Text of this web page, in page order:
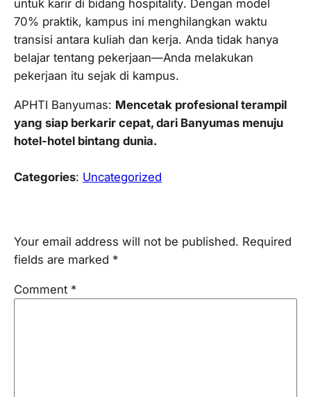
untuk karir di bidang hospitality. Dengan model
70% praktik, kampus ini menghilangkan waktu
transisi antara kuliah dan kerja. Anda tidak hanya
belajar tentang pekerjaan—Anda melakukan
pekerjaan itu sejak di kampus.
APHTI Banyumas: Mencetak profesional terampil
yang siap berkarir cepat, dari Banyumas menuju
hotel-hotel bintang dunia.
Categories: Uncategorized
Your email address will not be published. Required
fields are marked *
Comment *